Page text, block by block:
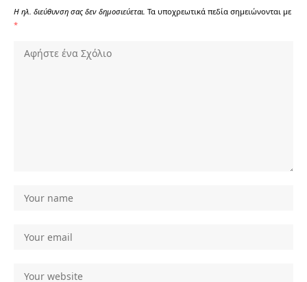
Η ηλ. διεύθυνση σας δεν δημοσιεύεται. Τα υποχρεωτικά πεδία σημειώνονται με
*